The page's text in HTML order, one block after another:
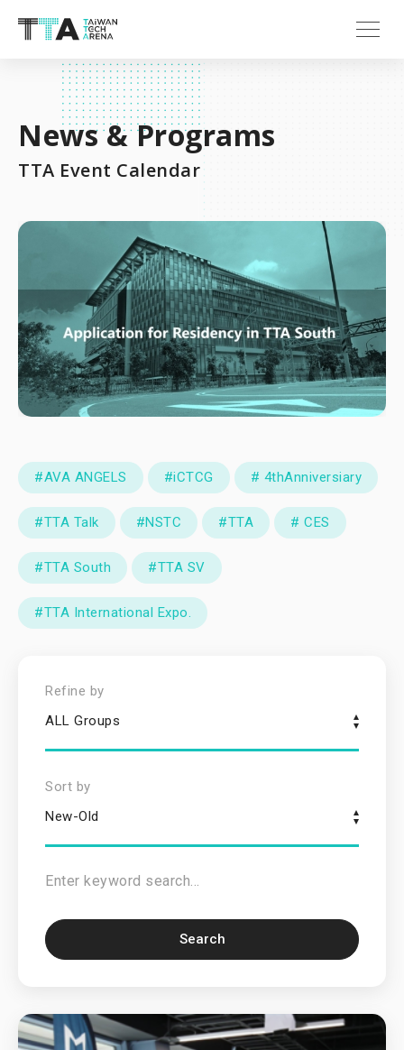
News & Programs
TTA Event Calendar
#AVA ANGELS #iCTCG # 4thAnniversiary
#TTA Talk #NSTC #TTA # CES
#TTA South #TTA SV
#TTA International Expo.
Refine by
ALL Groups
Sort by
New-Old
Search